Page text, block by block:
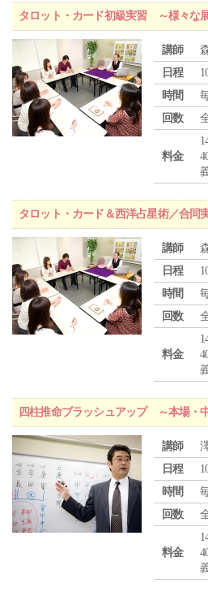
タロット・カード初級実習 ～様々な
講師
日程
時間
回数
料金
タロット・カード＆西洋占星術／合
講師
日程
時間
回数
料金
四柱推命ブラッシュアップ ～本場・
講師
日程
時間
回数
料金